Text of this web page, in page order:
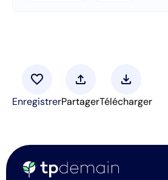
favorite
Enregistrer
upload
Partager
download
Télécharger